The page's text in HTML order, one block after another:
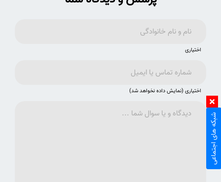
اختیاری
اختیاری (نمایش داده نخواهد شد)
شبکه های اجتماعی